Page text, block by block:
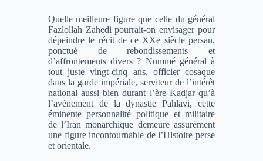
Quelle meilleure figure que celle du général
Fazlollah Zahedi pourrait-on envisager pour
dépeindre le récit de ce XXe siècle persan,
ponctué de rebondissements et
d’affrontements divers ? Nommé général à
tout juste vingt-cinq ans, officier cosaque
dans la garde impériale, serviteur de l’intérêt
national aussi bien durant l’ère Kadjar qu’à
l’avènement de la dynastie Pahlavi, cette
éminente personnalité politique et militaire
de l’Iran monarchique demeure assurément
une figure incontournable de l’Histoire perse
et orientale.